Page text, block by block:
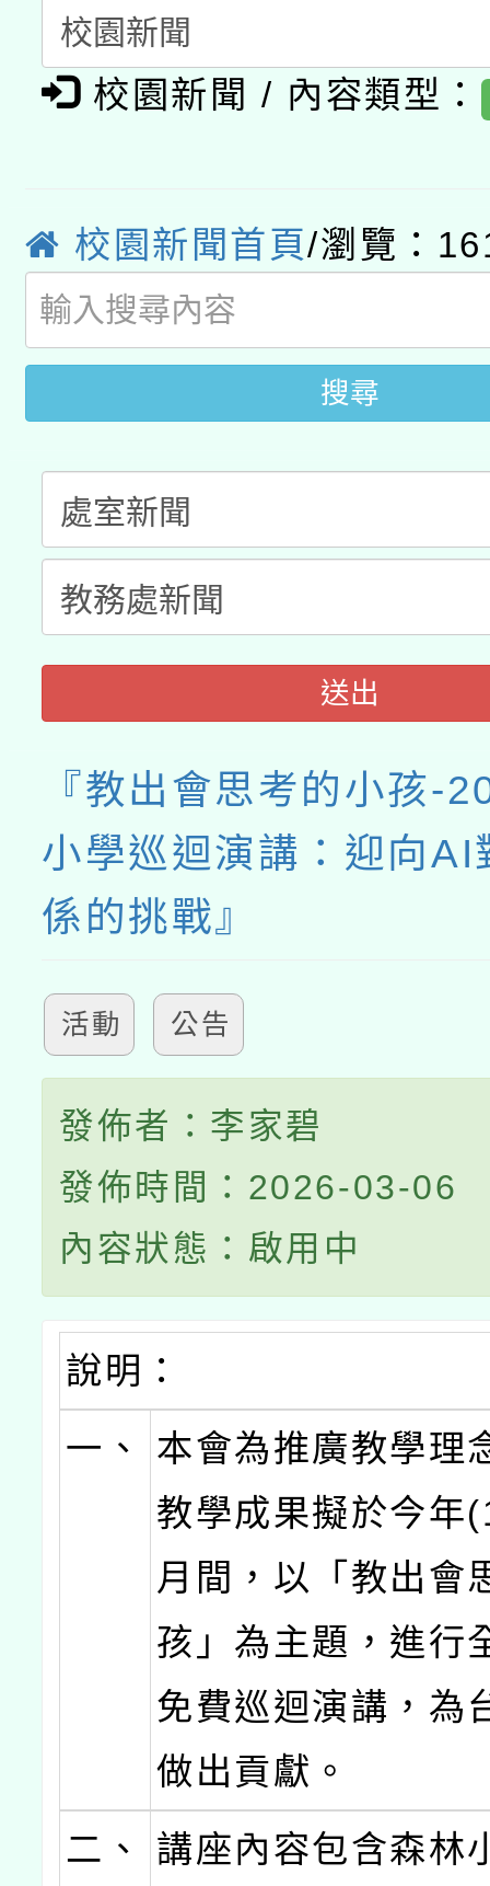
國立臺灣師範大學辦理
年度健康促進學校輔導
函轉國家教育研究院中
原住民族教育政策研討
轉知教育部國民及學前
方素養工作坊新北場」
「族語學習班」招生簡
文教學共融平台-教案
件」活動簡章
教育部國民及學前教育
年度COVID-19疫苗接
接種對象擴大為「滿6
接種之民眾」措施，延
月28日止
校園新聞 / 內容類型：
校園新聞首頁/瀏覽：
搜尋
送出
『教出會思考的小孩-
小學巡迴演講：迎向AI
係的挑戰』
活動 公告
發佈者：李家碧
發佈時間：2026-03-06
內容狀態：啟用中
說明：
一、
本會為推廣教學理
教學成果擬於今年
月間，以「教出會
孩」為主題，進行
免費巡迴演講，為
做出貢獻。
二、
講座內容包含森林